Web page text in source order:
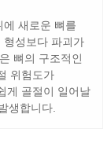
새로운 뼈를
형성보다 파괴가
뼈의 구조적인
위험도가
게 골절이 일어날
생합니다.